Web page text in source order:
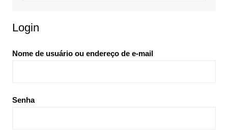
Login
Nome de usuário ou endereço de e-mail
Senha